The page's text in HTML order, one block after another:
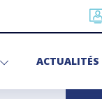
ACTUALITÉS